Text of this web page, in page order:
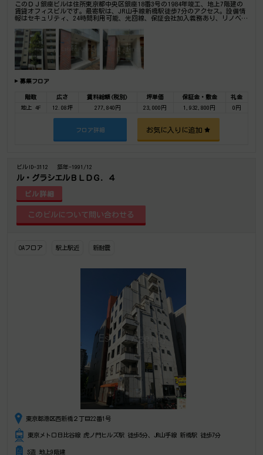
このＤＪ銀座ビルは住所東京都中央区銀座18番3号の1984年竣工、地上7階建の
賃貸オフィスビルです。最寄駅は、JR山手線新橋駅徒歩7分のアクセス。設備情
報はセキュリティ、24時間利用可能、光回線、保証会社加入義務あり、リノベー
動産の事なら何でもお気軽にご相談下さい。
募集フロア
階数 広さ 賃料総額(税別) 坪単価 保証金・敷金
礼金
地上 4F
12.08坪 277,840円 23,000円 1,932,800円 0円
フロア詳細 お気に入りに追加
ビルID-3112 築年-1991/12
ル・グラシエルＢＬＤＧ．４
ビル詳細
OAフロア 駅上駅近 新耐震
東京都港区西新橋２丁目22番1号
東京メトロ日比谷線 虎ノ門ヒルズ駅 徒歩5分、JR山手線 新橋駅 徒歩7分
S造 地上9階建